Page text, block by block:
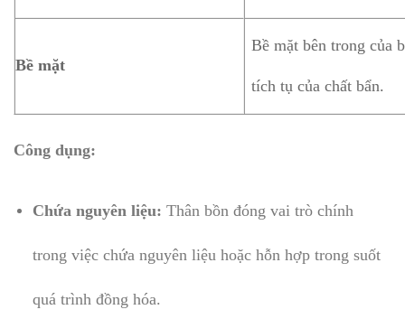
Bề mặt
Bề mặt bên trong của
tích tụ của chất bẩn.
Công dụng:
Chứa nguyên liệu: Thân bồn đóng vai trò chính
trong việc chứa nguyên liệu hoặc hỗn hợp trong suốt
quá trình đồng hóa.